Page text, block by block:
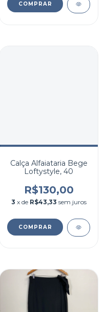
COMPRAR
Calça Alfaiataria Bege
Loftystyle, 40
R$130,00
3 x de R$43,33 sem juros
COMPRAR